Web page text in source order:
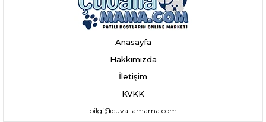
Anasayfa
Hakkımızda
İletişim
KVKK
bilgi@cuvallamama.com